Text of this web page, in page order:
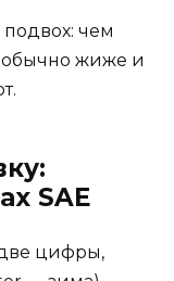
чем
обычно жиже и
SAE
цифры,